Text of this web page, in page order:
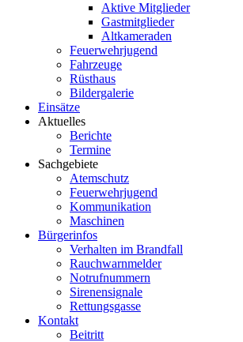
Aktive Mitglieder
Gastmitglieder
Altkameraden
Feuerwehrjugend
Fahrzeuge
Rüsthaus
Bildergalerie
Einsätze
Aktuelles
Berichte
Termine
Sachgebiete
Atemschutz
Feuerwehrjugend
Kommunikation
Maschinen
Bürgerinfos
Verhalten im Brandfall
Rauchwarnmelder
Notrufnummern
Sirenensignale
Rettungsgasse
Kontakt
Beitritt